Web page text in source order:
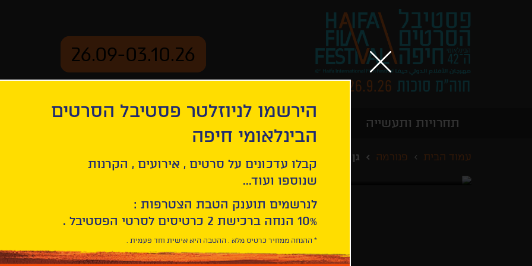
26.09-03.10.26
תחרויות ותעשייה
עמוד הבית פנורמה גן עדן פְלֶמִי
הירשמו לניוזלטר פסטיבל הסרטים
הבינלאומי חיפה
קבלו עדכונים על סרטים , אירועים , הקרנות
שנוספו ועוד...
לנרשמים תוענק הטבת הצטרפות :
10% הנחה ברכישת 2 כרטיסים לסרטי הפסטיבל .
* ההנחה ממחיר כרטיס מלא . ההטבה היא אישית וחד פעמית .